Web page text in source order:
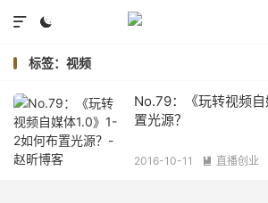


标签：视频
No.79：《玩转视频
置光源？
2016-10-11  直播创业